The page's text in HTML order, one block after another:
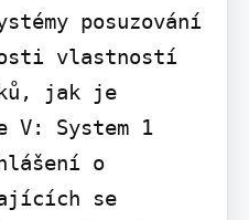
posuzování
vlastností
jak je
V: System 1
o
se